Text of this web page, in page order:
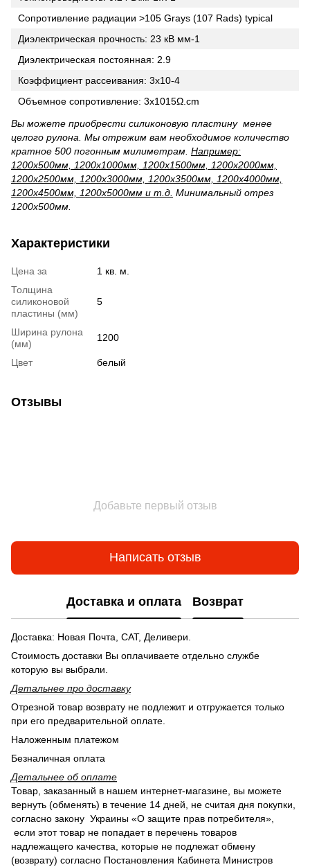
Сопротивление радиации >105 Grays (107 Rads) typical
Диэлектрическая прочность: 23 кВ мм-1
Диэлектрическая постоянная: 2.9
Коэффициент рассеивания: 3x10-4
Объемное сопротивление: 3x1015Ω.cm
Вы можете приобрести силиконовую пластину менее
целого рулона. Мы отрежим вам необходимое количество
кратное 500 погонным милиметрам. Например:
1200х500мм, 1200х1000мм, 1200х1500мм, 1200х2000мм,
1200х2500мм, 1200х3000мм, 1200х3500мм, 1200х4000мм,
1200х4500мм, 1200х5000мм и т.д. Минимальный отрез
1200х500мм.
Характеристики
Цена за
1 кв. м.
Толщина
силиконовой
пластины (мм)
5
Ширина рулона
(мм)
1200
Цвет белый
Отзывы
Добавьте первый отзыв
Написать отзыв
Доставка и оплата Возврат
Доставка: Новая Почта, САТ, Деливери.
Стоимость доставки Вы оплачиваете отдельно службе
которую вы выбрали.
Детальнее про доставку
Отрезной товар возврату не подлежит и отгружается только
при его предварительной оплате.
Наложенным платежом
Безналичная оплата
Детальнее об оплате
Товар, заказанный в нашем интернет-магазине, вы можете
вернуть (обменять) в течение 14 дней, не считая дня покупки,
согласно закону Украины «О защите прав потребителя»,
если этот товар не попадает в перечень товаров
надлежащего качества, которые не подлежат обмену
(возврату) согласно Постановления Кабинета Министров